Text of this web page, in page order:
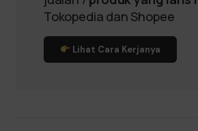
Tokopedia dan Shopee
Lihat Cara Kerjanya